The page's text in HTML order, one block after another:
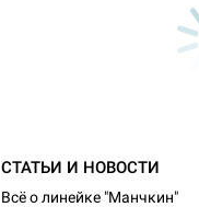
СТАТЬИ И НОВОСТИ
Всё о линейке "Манчкин"